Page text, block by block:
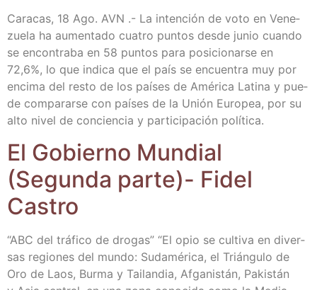
Cara­cas, 18 Ago. AVN .- La inten­ción de voto en Vene­
zue­la ha aumen­ta­do cua­tro pun­tos des­de junio cuan­do
se encon­tra­ba en 58 pun­tos para posi­cio­nar­se en
72,6%, lo que indi­ca que el país se encuen­tra muy por
enci­ma del res­to de los paí­ses de Amé­ri­ca Lati­na y pue­
de com­pa­rar­se con paí­ses de la Unión Euro­pea, por su
alto nivel de con­cien­cia y par­ti­ci­pa­ción política.
El Gobierno Mun­dial
(Segun­da par­te)- Fidel
Castro
“ABC del trá­fi­co de dro­gas” “El opio se cul­ti­va en diver­
sas regio­nes del mun­do: Suda­mé­ri­ca, el Trián­gu­lo de
Oro de Laos, Bur­ma y Tai­lan­dia, Afga­nis­tán, Pakis­tán